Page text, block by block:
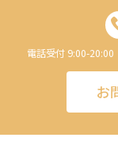
電話受付 9:00-20:00
お